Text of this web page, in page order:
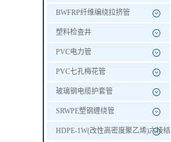
BWFRP纤维编绕拉挤管
塑料检查井
PVC电力管
PVC七孔梅花管
玻璃钢电缆护套管
SRWPE塑钢缠绕管
HDPE-1W(改性高密度聚乙烯)六棱结